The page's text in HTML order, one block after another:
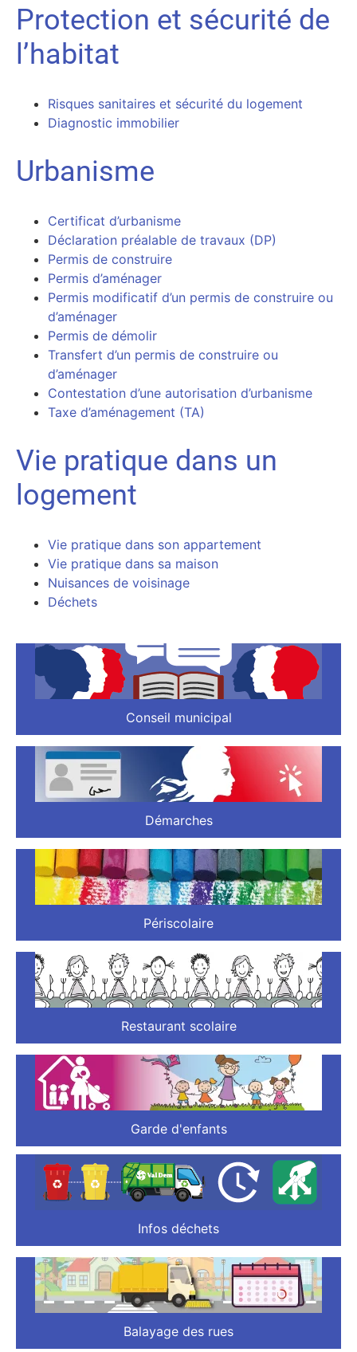
Protection et sécurité de
l’habitat
Risques sanitaires et sécurité du logement
Diagnostic immobilier
Urbanisme
Certificat d’urbanisme
Déclaration préalable de travaux (DP)
Permis de construire
Permis d’aménager
Permis modificatif d’un permis de construire ou
d’aménager
Permis de démolir
Transfert d’un permis de construire ou
d’aménager
Contestation d’une autorisation d’urbanisme
Taxe d’aménagement (TA)
Vie pratique dans un
logement
Vie pratique dans son appartement
Vie pratique dans sa maison
Nuisances de voisinage
Déchets
Conseil municipal
Démarches
Périscolaire
Restaurant scolaire
Garde d'enfants
Infos déchets
Balayage des rues